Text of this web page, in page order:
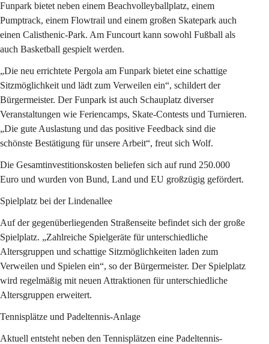
Funpark bietet neben einem Beachvolleyballplatz, einem
Pumptrack, einem Flowtrail und einem großen Skatepark auch
einen Calisthenic-Park. Am Funcourt kann sowohl Fußball als
auch Basketball gespielt werden.
„Die neu errichtete Pergola am Funpark bietet eine schattige
Sitzmöglichkeit und lädt zum Verweilen ein“, schildert der
Bürgermeister. Der Funpark ist auch Schauplatz diverser
Veranstaltungen wie Feriencamps, Skate-Contests und Turnieren.
„Die gute Auslastung und das positive Feedback sind die
schönste Bestätigung für unsere Arbeit“, freut sich Wolf.
Die Gesamtinvestitionskosten beliefen sich auf rund 250.000
Euro und wurden von Bund, Land und EU großzügig gefördert.
Spielplatz bei der Lindenallee
Auf der gegenüberliegenden Straßenseite befindet sich der große
Spielplatz. „Zahlreiche Spielgeräte für unterschiedliche
Altersgruppen und schattige Sitzmöglichkeiten laden zum
Verweilen und Spielen ein“, so der Bürgermeister. Der Spielplatz
wird regelmäßig mit neuen Attraktionen für unterschiedliche
Altersgruppen erweitert.
Tennisplätze und Padeltennis-Anlage
Aktuell entsteht neben den Tennisplätzen eine Padeltennis-